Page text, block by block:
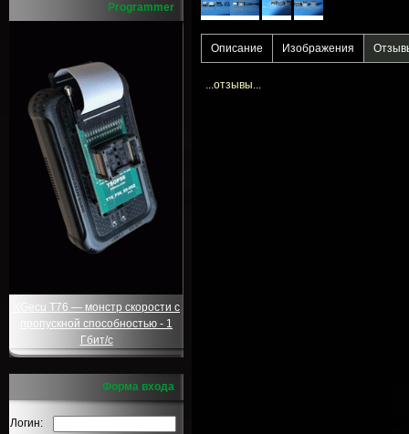
Programmer
XGecu T76 — монстр скорости с
пропускной способностью - 1
Гбит/с
Форма входа
Логин:
Описание Изображения
...отзывы...